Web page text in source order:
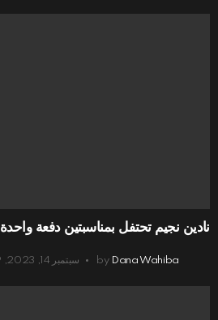
نادين نجيم تحتفل بمناسبتين دفعة واحدة
by Dana Wahiba سبتمبر 14, 2023, 3:39 م